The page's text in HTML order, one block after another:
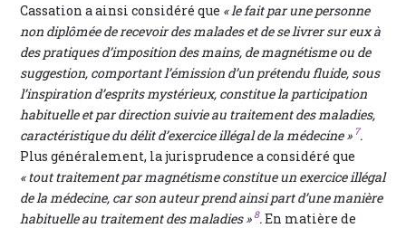
Cassation a ainsi considéré que « le fait par une personne
non diplômée de recevoir des malades et de se livrer sur eux à
des pratiques d’imposition des mains, de magnétisme ou de
suggestion, comportant l’émission d’un prétendu fluide, sous
l’inspiration d’esprits mystérieux, constitue la participation
habituelle et par direction suivie au traitement des maladies,
caractéristique du délit d’exercice illégal de la médecine » 7.
Plus généralement, la jurisprudence a considéré que
« tout traitement par magnétisme constitue un exercice illégal
de la médecine, car son auteur prend ainsi part d’une manière
habituelle au traitement des maladies » 8.En matière de